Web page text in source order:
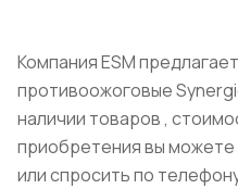
Компания ESM
противоожоговые
наличии товаров ,
приобретения вы можете
или спросить по